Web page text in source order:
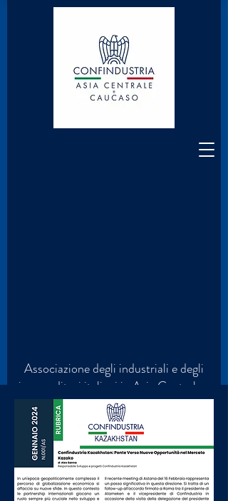
Associazione degli industriali e degli
imprenditori italiani in Asia Centrale e
Caucaso